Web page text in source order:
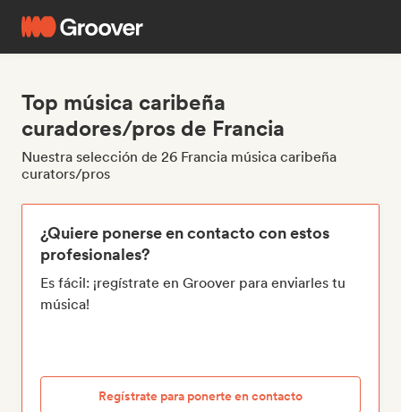
Top música caribeña
curadores/pros de Francia
Nuestra selección de 26 Francia música caribeña
curators/pros
¿Quiere ponerse en contacto con estos
profesionales?
Es fácil: ¡regístrate en Groover para enviarles tu
música!
Regístrate para ponerte en contacto